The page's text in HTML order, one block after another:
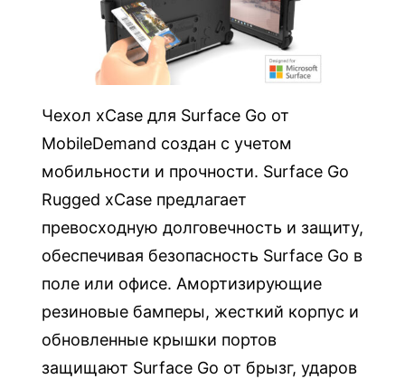
i
l
e
e
m
a
n
d
x
C
Чехол xCase для Surface Go от
MobileDemand создан с учетом
мобильности и прочности. Surface Go
Rugged xCase предлагает
превосходную долговечность и защиту,
обеспечивая безопасность Surface Go в
поле или офисе. Амортизирующие
резиновые бамперы, жесткий корпус и
обновленные крышки портов
защищают Surface Go от брызг, ударов